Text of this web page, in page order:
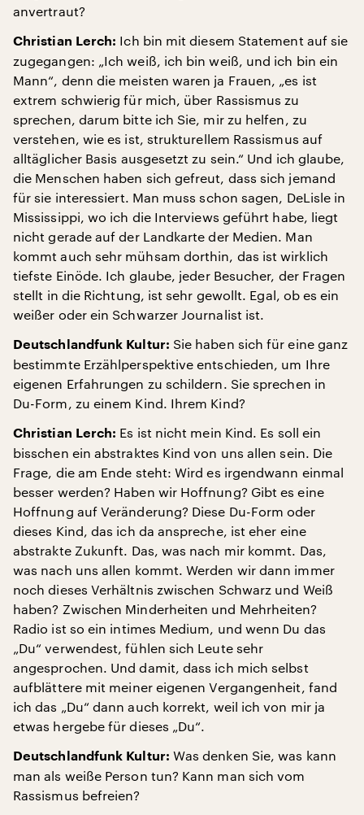
anvertraut?
Christian Lerch: Ich bin mit diesem Statement auf sie
zugegangen: „Ich weiß, ich bin weiß, und ich bin ein
Mann“, denn die meisten waren ja Frauen, „es ist
extrem schwierig für mich, über Rassismus zu
sprechen, darum bitte ich Sie, mir zu helfen, zu
verstehen, wie es ist, strukturellem Rassismus auf
alltäglicher Basis ausgesetzt zu sein.“ Und ich glaube,
die Menschen haben sich gefreut, dass sich jemand
für sie interessiert. Man muss schon sagen, DeLisle in
Mississippi, wo ich die Interviews geführt habe, liegt
nicht gerade auf der Landkarte der Medien. Man
kommt auch sehr mühsam dorthin, das ist wirklich
tiefste Einöde. Ich glaube, jeder Besucher, der Fragen
stellt in die Richtung, ist sehr gewollt. Egal, ob es ein
weißer oder ein Schwarzer Journalist ist.
Deutschlandfunk Kultur: Sie haben sich für eine ganz
bestimmte Erzählperspektive entschieden, um Ihre
eigenen Erfahrungen zu schildern. Sie sprechen in
Du-Form, zu einem Kind. Ihrem Kind?
Christian Lerch: Es ist nicht mein Kind. Es soll ein
bisschen ein abstraktes Kind von uns allen sein. Die
Frage, die am Ende steht: Wird es irgendwann einmal
besser werden? Haben wir Hoffnung? Gibt es eine
Hoffnung auf Veränderung? Diese Du-Form oder
dieses Kind, das ich da anspreche, ist eher eine
abstrakte Zukunft. Das, was nach mir kommt. Das,
was nach uns allen kommt. Werden wir dann immer
noch dieses Verhältnis zwischen Schwarz und Weiß
haben? Zwischen Minderheiten und Mehrheiten?
Radio ist so ein intimes Medium, und wenn Du das
„Du“ verwendest, fühlen sich Leute sehr
angesprochen. Und damit, dass ich mich selbst
aufblättere mit meiner eigenen Vergangenheit, fand
ich das „Du“ dann auch korrekt, weil ich von mir ja
etwas hergebe für dieses „Du“.
Deutschlandfunk Kultur: Was denken Sie, was kann
man als weiße Person tun? Kann man sich vom
Rassismus befreien?